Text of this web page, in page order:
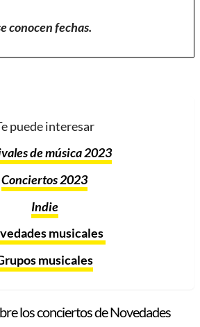
conocen fechas.
puede interesar
de música 2023
Conciertos2023
Indie
musicales
musicales
los conciertos de Novedades